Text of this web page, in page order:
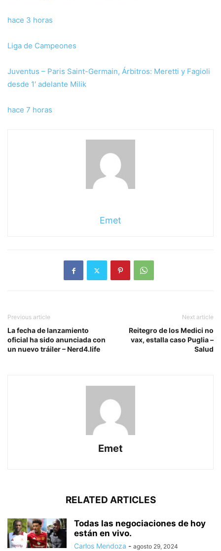
hace 3 horas
Liga de Campeones
Juventus – Paris Saint-Germain, Árbitros: Meretti y Fagioli
desde 1′ adelante Milik
hace 7 horas
Emet
Previous article
La fecha de lanzamiento
oficial ha sido anunciada con
un nuevo tráiler – Nerd4.life
Next article
Reitegro de los Medici no
vax, estalla caso Puglia –
Salud
Emet
RELATED ARTICLES
Todas las negociaciones de hoy
están en vivo.
Carlos Mendoza - agosto 29, 2024